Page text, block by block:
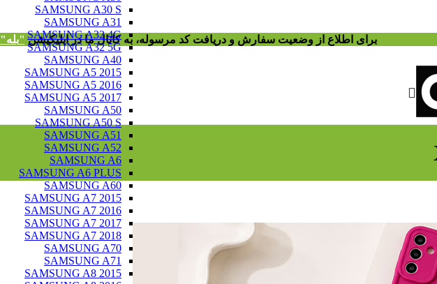
برای اطلاع از وضعیت سفارش و دریافتکد مرسوله، به کانال ما در اپلیکیشن "بله"
SAMSUNG A30 S
SAMSUNG A31
SAMSUNG A32 4G
SAMSUNG A32 5G
SAMSUNG A40
SAMSUNG A5 2015
SAMSUNG A5 2016
SAMSUNG A5 2017
SAMSUNG A50
SAMSUNG A50 S
SAMSUNG A51
SAMSUNG A52
SAMSUNG A6
SAMSUNG A6 PLUS
SAMSUNG A60
SAMSUNG A7 2015
SAMSUNG A7 2016
SAMSUNG A7 2017
SAMSUNG A7 2018
SAMSUNG A70
SAMSUNG A71
SAMSUNG A8 2015